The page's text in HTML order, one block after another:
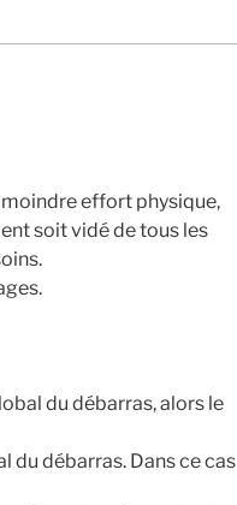
moindre effort physique,
soit vidé de tous les
du débarras, alors le
du débarras. Dans ce cas